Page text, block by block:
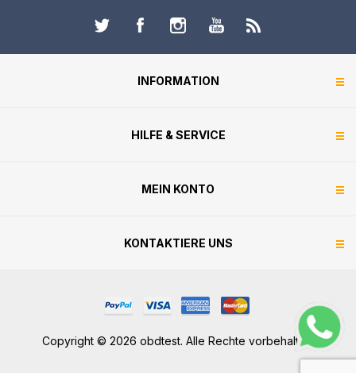
INFORMATION
HILFE & SERVICE
MEIN KONTO
KONTAKTIERE UNS
Copyright © 2026 obdtest. Alle Rechte vorbehalten.